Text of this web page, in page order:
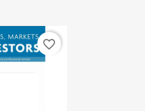
favorite_border